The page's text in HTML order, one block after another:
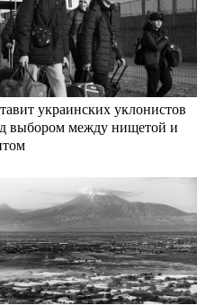
украинских уклонистов
выбором между нищетой и